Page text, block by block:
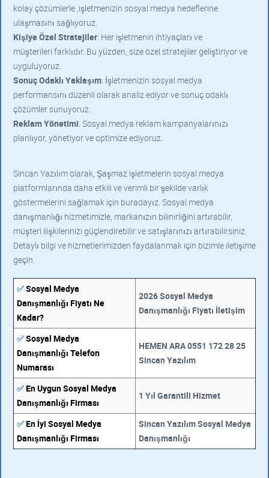
kolay çözümlerle ,işletmenizin sosyal medya hedeflerine
ulaşmasını sağlıyoruz.
Kişiye Özel Stratejiler: Her işletmenin ihtiyaçları ve
müşterileri farklıdır. Bu yüzden, size özel stratejiler geliştiriyor ve
uyguluyoruz.
Sonuç Odaklı Yaklaşım: İşletmenizin sosyal medya
performansını düzenli olarak analiz ediyor ve sonuç odaklı
çözümler sunuyoruz.
Reklam Yönetimi: Sosyal medya reklam kampanyalarınızı
planlıyor, yönetiyor ve optimize ediyoruz.
Sincan Yazılım olarak, Şaşmaz işletmelerin sosyal medya
platformlarında daha etkili ve verimli bir şekilde varlık
göstermelerini sağlamak için buradayız. Sosyal medya
danışmanlığı hizmetimizle, markanızın bilinirliğini artırabilir,
müşteri ilişkilerinizi güçlendirebilir ve satışlarınızı artırabilirsiniz.
Detaylı bilgi ve hizmetlerimizden faydalanmak için bizimle iletişime
geçin.
✅Sosyal Medya
Danışmanlığı Fiyatı Ne
Kadar?
2026 Sosyal Medya
Danışmanlığı Fiyatı İletişim
✅Sosyal Medya
Danışmanlığı Telefon
Numarası
HEMEN ARA 0551 172 28 25
Sincan Yazılım
✅En Uygun Sosyal Medya
Danışmanlığı Firması
1 Yıl Garantili Hizmet
✅En İyi Sosyal Medya
Danışmanlığı Firması
Sincan Yazılım Sosyal Medya
Danışmanlığı